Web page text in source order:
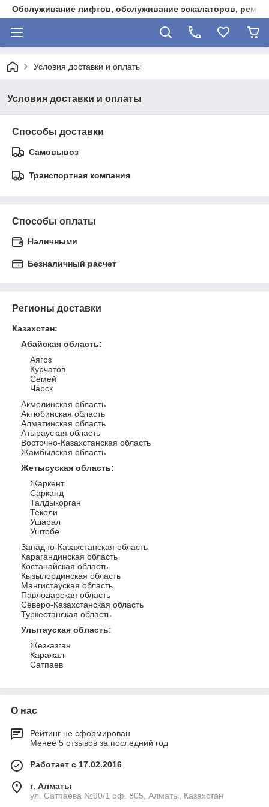
Обслуживание лифтов, обслуживание эскалаторов,
Условия доставки и оплаты
Условия доставки и оплаты
Способы доставки
Самовывоз
Транспортная компания
Способы оплаты
Наличными
Безналичный расчет
Регионы доставки
Казахстан:
Абайская область:
Аягоз
Курчатов
Семей
Чарск
Акмолинская область
Актюбинская область
Алматинская область
Атырауская область
Восточно-Казахстанская область
Жамбылская область
Жетысуская область:
Жаркент
Сарканд
Талдыкорган
Текели
Ушарал
Уштобе
Западно-Казахстанская область
Карагандинская область
Костанайская область
Кызылординская область
Мангистауская область
Павлодарская область
Северо-Казахстанская область
Туркестанская область
Улытауская область:
Жезказган
Каражал
Сатпаев
О нас
Рейтинг не сформирован
Менее 5 отзывов за последний год
Работает с 17.02.2016
г. Алматы
ул. Сатпаева №90/1 оф. 805, Алматы, Казахстан